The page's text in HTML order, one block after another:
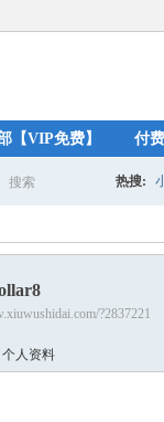
【VIP免费】 付
搜索
索
热搜:
?2837221
个人资料